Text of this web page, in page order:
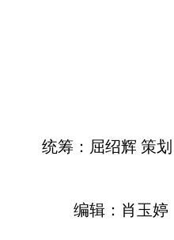
统筹：屈绍辉 策
编辑：肖玉婷